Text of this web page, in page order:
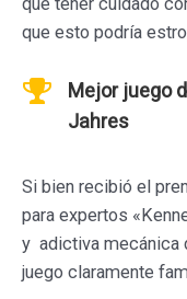
que esto podría
Mejor juego
Jahres
Si bien recibió el
para expertos
y adictiva mecánica
juego claramente